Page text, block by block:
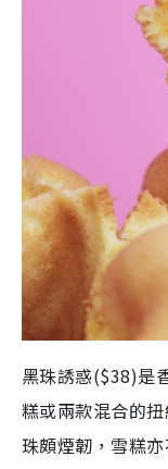
黑珠誘惑($38)是
糕或兩款混合的
珠頗煙韌，雪糕亦